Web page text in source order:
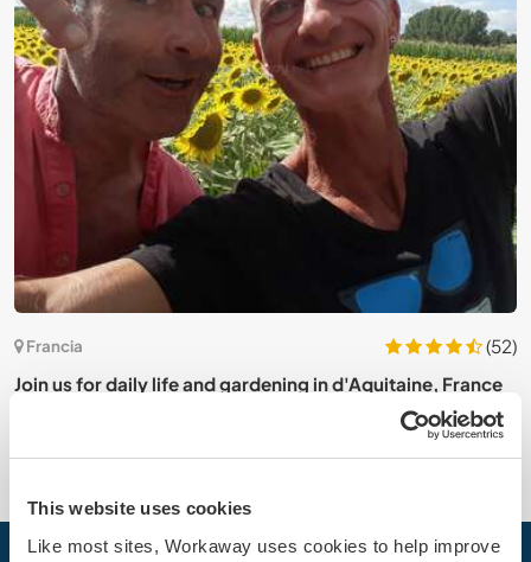
This website uses cookies
Like most sites, Workaway uses cookies to help improve
Francia
(52)
Join us for daily life and gardening in d'Aquitaine, France